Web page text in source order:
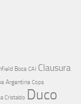
Boca CAI Clausura
Argentina Copa
Cristaldo Duco